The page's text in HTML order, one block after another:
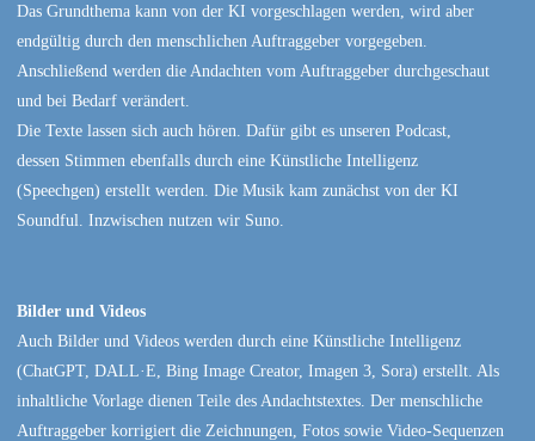
Das Grundthema kann von der KI vorgeschlagen werden, wird aber
endgültig durch den menschlichen Auftraggeber vorgegeben.
Anschließend werden die Andachten vom Auftraggeber durchgeschaut
und bei Bedarf verändert.
Die Texte lassen sich auch hören. Dafür gibt es unseren Podcast,
dessen Stimmen ebenfalls durch eine Künstliche Intelligenz
(Speechgen) erstellt werden. Die Musik kam zunächst von der KI
Soundful. Inzwischen nutzen wir Suno.
Bilder und Videos
Auch Bilder und Videos werden durch eine Künstliche Intelligenz
(ChatGPT, DALL·E, Bing Image Creator, Imagen 3, Sora) erstellt. Als
inhaltliche Vorlage dienen Teile des Andachtstextes. Der menschliche
Auftraggeber korrigiert die Zeichnungen, Fotos sowie Video-Sequenzen